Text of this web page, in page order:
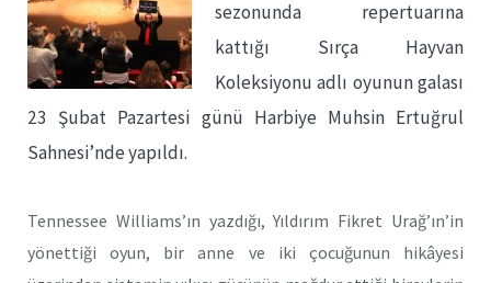
sezonunda repertuarına
kattığı Sırça Hayvan
Koleksiyonu adlı oyunun galası
23 Şubat Pazartesi günü Harbiye Muhsin Ertuğrul
Sahnesi’nde yapıldı.
Tennessee Williams’ın yazdığı, Yıldırım Fikret Urağ’ın’in
yönettiği oyun, bir anne ve iki çocuğunun hikâyesi